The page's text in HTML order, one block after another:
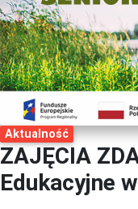
Aktualność
ZAJĘCIA
Edukacyjne